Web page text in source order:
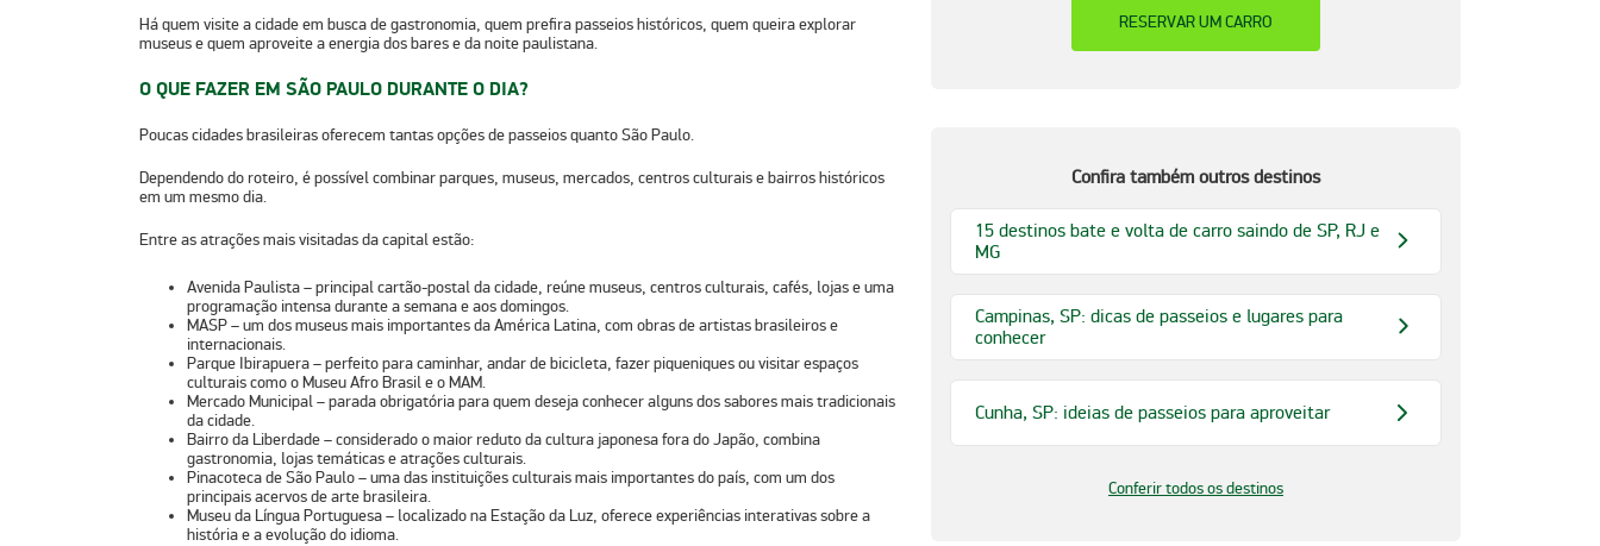
Há quem visite a cidade em busca degastronomia, quem prefira passeios históricos, quem queira explorar
museuse quem aproveite aenergia dos bares e da noite paulistana.
O QUE FAZER EM SÃO PAULO DURANTE O DIA?
Poucas cidades brasileiras oferecem tantas opções de passeios quanto São Paulo.
Dependendo do roteiro, é possível combinar parques, museus, mercados, centros culturais e bairros históricos
em um mesmo dia.
Entre as atrações mais visitadas da capital estão:
Avenida Paulista– principal cartão-postal da cidade, reúne museus, centros culturais, cafés, lojas e uma
programação intensa durante a semana e aos domingos.
MASP– um dos museus mais importantes da América Latina, com obras de artistas brasileiros e
internacionais.
Parque Ibirapuera– perfeito para caminhar, andar de bicicleta, fazer piqueniques ou visitar espaços
culturais como o Museu Afro Brasil e o MAM.
Mercado Municipal– parada obrigatória para quem deseja conhecer alguns dos sabores mais tradicionais
da cidade.
Bairro da Liberdade– considerado o maior reduto da cultura japonesa fora do Japão, combina
gastronomia, lojas temáticas e atrações culturais.
Pinacoteca de São Paulo– uma das instituições culturais mais importantes do país, com um dos
principais acervos de arte brasileira.
Museu da Língua Portuguesa– localizado na Estação da Luz, oferece experiências interativas sobre a
história e a evolução do idioma.
RESERVAR UM CARRO
Confira também outros destinos
15 destinos bate e volta de carro saindo de SP, RJ e
MG
Campinas, SP: dicas de passeios e lugares para
conhecer
Cunha, SP: ideias de passeios para aproveitar
Conferir todos os destinos